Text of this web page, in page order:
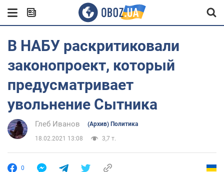
В НАБУ раскритиковали
законопроект, который
предусматривает
увольнение Сытника
Глеб Иванов (Архив) Политика
18.02.2021 13:08 3,7 т.
0